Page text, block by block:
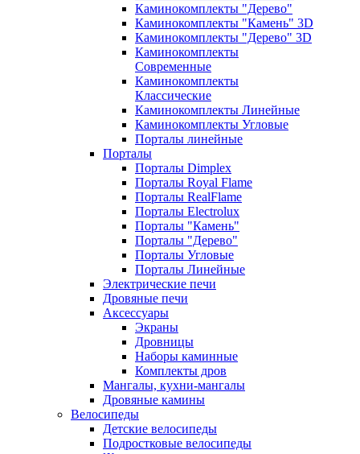
Каминокомплекты "Дерево"
Каминокомплекты "Камень" 3D
Каминокомплекты "Дерево" 3D
Каминокомплекты
Современные
Каминокомплекты
Классические
Каминокомплекты Линейные
Каминокомплекты Угловые
Порталы линейные
Порталы
Порталы Dimplex
Порталы Royal Flame
Порталы RealFlame
Порталы Electrolux
Порталы "Камень"
Порталы "Дерево"
Порталы Угловые
Порталы Линейные
Электрические печи
Дровяные печи
Аксессуары
Экраны
Дровницы
Наборы каминные
Комплекты дров
Мангалы, кухни-мангалы
Дровяные камины
Велосипеды
Детские велосипеды
Подростковые велосипеды